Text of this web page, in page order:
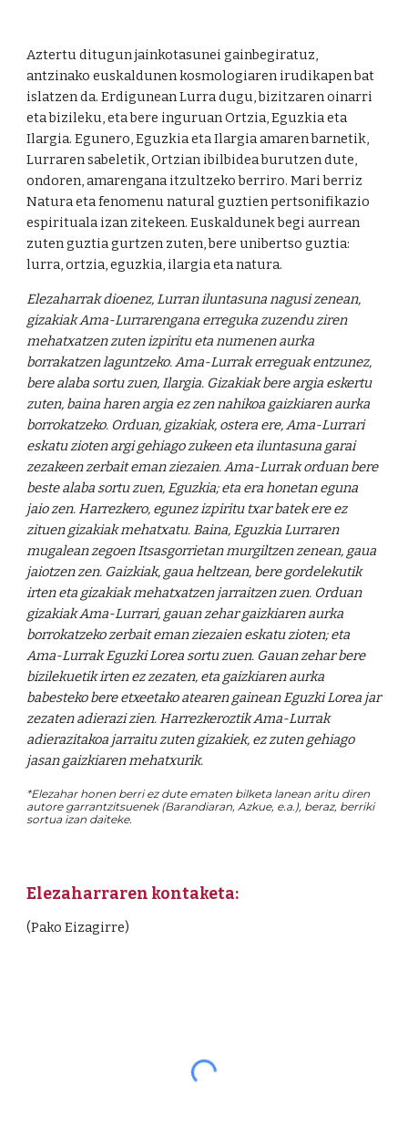
Aztertu ditugun jainkotasunei gainbegiratuz,
antzinako euskaldunen kosmologiaren irudikapen bat
islatzen da. Erdigunean Lurra dugu, bizitzaren oinarri
eta bizileku, eta bere inguruan Ortzia, Eguzkia eta
Ilargia. Egunero, Eguzkia eta Ilargia amaren barnetik,
Lurraren sabeletik, Ortzian ibilbidea burutzen dute,
ondoren, amarengana itzultzeko berriro. Mari berriz
Natura eta fenomenu natural guztien pertsonifikazio
espirituala izan zitekeen. Euskaldunek begi aurrean
zuten guztia gurtzen zuten, bere unibertso guztia:
lurra, ortzia, eguzkia, ilargia eta natura.
Elezaharrak dioenez, Lurran iluntasuna nagusi zenean,
gizakiak Ama-Lurrarengana erreguka zuzendu ziren
mehatxatzen zuten izpiritu eta numenen aurka
borrakatzen laguntzeko. Ama-Lurrak erreguak entzunez,
bere alaba sortu zuen, Ilargia. Gizakiak bere argia eskertu
zuten, baina haren argia ez zen nahikoa gaizkiaren aurka
borrokatzeko. Orduan, gizakiak, ostera ere, Ama-Lurrari
eskatu zioten argi gehiago zukeen eta iluntasuna garai
zezakeen zerbait eman ziezaien. Ama-Lurrak orduan bere
beste alaba sortu zuen, Eguzkia; eta era honetan eguna
jaio zen. Harrezkero, egunez izpiritu txar batek ere ez
zituen gizakiak mehatxatu. Baina, Eguzkia Lurraren
mugalean zegoen Itsasgorrietan murgiltzen zenean, gaua
jaiotzen zen. Gaizkiak, gaua heltzean, bere gordelekutik
irten eta gizakiak mehatxatzen jarraitzen zuen. Orduan
gizakiak Ama-Lurrari, gauan zehar gaizkiaren aurka
borrokatzeko zerbait eman ziezaien eskatu zioten; eta
Ama-Lurrak Eguzki Lorea sortu zuen. Gauan zehar bere
bizilekuetik irten ez zezaten, eta gaizkiaren aurka
babesteko bere etxeetako atearen gainean Eguzki Lorea jar
zezaten adierazi zien. Harrezkeroztik Ama-Lurrak
adierazitakoa jarraitu zuten gizakiek, ez zuten gehiago
jasan gaizkiaren mehatxurik.
*Elezahar honen berri ez dute ematen bilketa lanean aritu diren
autore garrantzitsuenek (Barandiaran, Azkue, e.a.), beraz, berriki
sortua izan daiteke.
Elezaharraren kontaketa:
(Pako Eizagirre)